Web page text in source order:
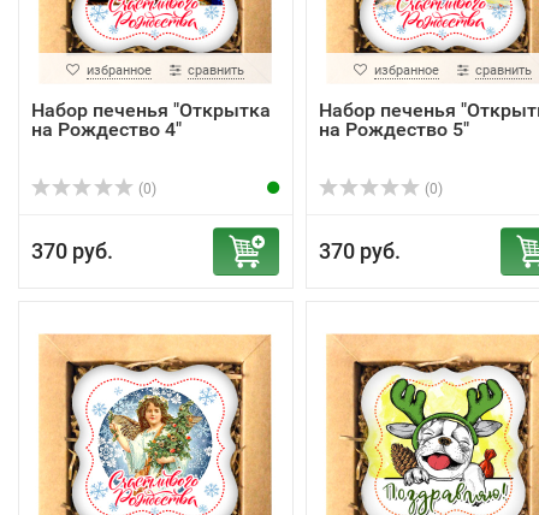
избранное сравнить
Набор печенья "Открытка
на Рождество 4"
(0)
370 руб.
избранное сравнить
Набор печенья
на Рождество 5"
(0)
370 руб.